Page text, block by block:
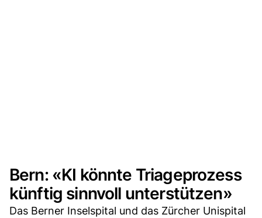
Bern: «KI könnte Triageprozess
künftig sinnvoll unterstützen»
Das Berner Inselspital und das Zürcher Unispital